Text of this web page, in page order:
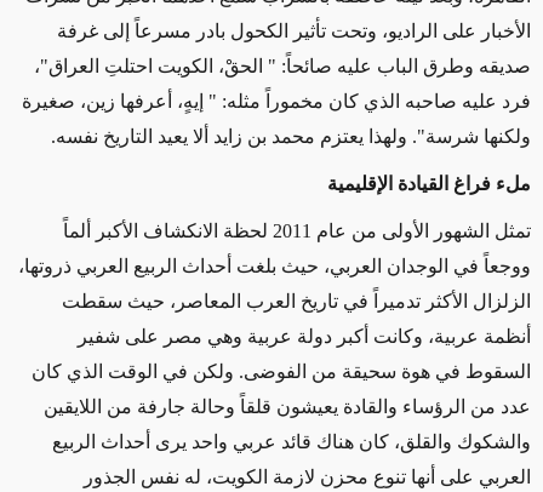
الأخبار على الراديو، وتحت تأثير الكحول بادر مسرعاً إلى غرفة
صديقه وطرق الباب عليه صائحاً: " الحقْ، الكويت احتلتِ العراق"،
فرد عليه صاحبه الذي كان مخموراً مثله: " إيهٍ، أعرفها زين، صغيرة
ولكنها شرسة". ولهذا يعتزم محمد بن زايد ألا يعيد التاريخ نفسه.
ملء فراغ القيادة الإقليمية
تمثل الشهور الأولى من عام 2011 لحظة الانكشاف الأكبر ألماً
ووجعاً في الوجدان العربي، حيث بلغت أحداث الربيع العربي ذروتها،
الزلزال الأكثر تدميراً في تاريخ العرب المعاصر، حيث سقطت
أنظمة عربية، وكانت أكبر دولة عربية وهي مصر على شفير
السقوط في هوة سحيقة من الفوضى. ولكن في الوقت الذي كان
عدد من الرؤساء والقادة يعيشون قلقاً وحالة جارفة من اللايقين
والشكوك والقلق، كان هناك قائد عربي واحد يرى أحداث الربيع
العربي على أنها تنوع محزن لازمة الكويت، له نفس الجذور